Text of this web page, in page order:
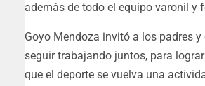
además de todo el equipo varonil y
Goyo Mendoza invitó a los padres y
seguir trabajando juntos, para
que el deporte se vuelva una